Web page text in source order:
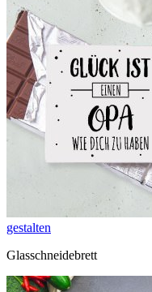
gestalten
Glasschneidebrett